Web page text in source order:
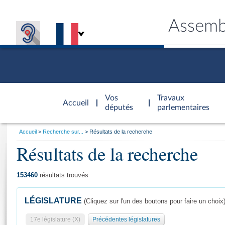
Accueil
d'accueil
Vos
députés
Travaux
parlementaires
Général
Vous
Accueil Recherche sur... Résultats de la recherche
Résultats de la recherche
153460 résultats trouvés
LÉGISLATURE (Cliquez sur l'un des boutons pour faire un choix)
17e législature (X) Précédentes législatures